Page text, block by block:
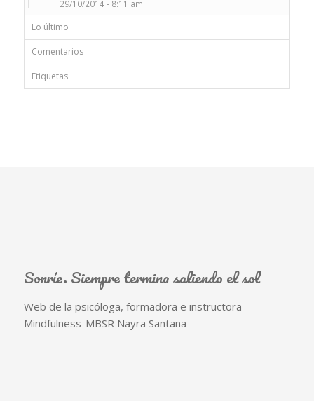
29/10/2014 - 8:11 am
Lo último
Comentarios
Etiquetas
Sonríe. Siempre termina saliendo el sol
Web de la psicóloga, formadora e instructora
Mindfulness-MBSR Nayra Santana